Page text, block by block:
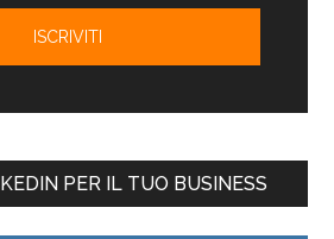
PER IL TUO BUSINESS